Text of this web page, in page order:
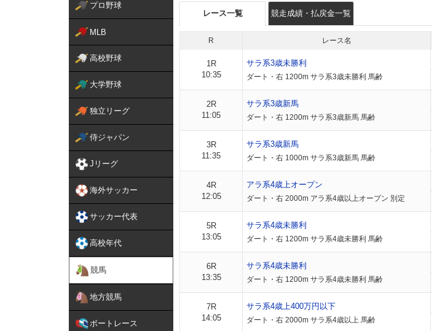
プロ野球
MLB
高校野球
大学野球
独立リーグ
侍ジャパン
Jリーグ
海外サッカー
サッカー代表
高校年代
競馬
地方競馬
ボートレース
レース一覧 競走成績・払戻金一覧
R レース名
1R
10:35
サラ系3歳未勝利
ダート・右 1200m サラ系3歳未勝利 馬齢
2R
11:05
サラ系3歳新馬
ダート・右 1200m サラ系3歳新馬 馬齢
3R
11:35
サラ系3歳新馬
ダート・右 1000m サラ系3歳新馬 馬齢
4R
12:05
アラ系4歳上オープン
ダート・右 2000m アラ系4歳以上オープン 別定
5R
13:05
サラ系4歳未勝利
ダート・右 1200m サラ系4歳未勝利 馬齢
6R
13:35
サラ系4歳未勝利
ダート・右 1200m サラ系4歳未勝利 馬齢
7R
14:05
サラ系4歳上400万円以下
ダート・右 2000m サラ系4歳以上 馬齢